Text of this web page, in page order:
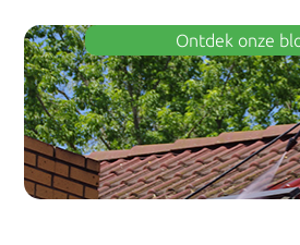
Ontdek onze